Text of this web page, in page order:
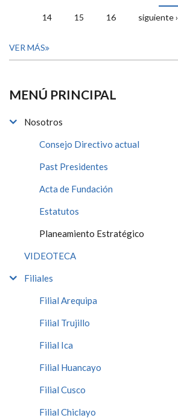
14 15 16 siguiente ›
VER MÁS
MENÚ PRINCIPAL
Nosotros
Consejo Directivo actual
Past Presidentes
Acta de Fundación
Estatutos
Planeamiento Estratégico
VIDEOTECA
Filiales
Filial Arequipa
Filial Trujillo
Filial Ica
Filial Huancayo
Filial Cusco
Filial Chiclayo